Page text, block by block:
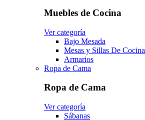
Muebles de Cocina
Ver categoría
Bajo Mesada
Mesas y Sillas De Cocina
Armarios
Ropa de Cama
Ropa de Cama
Ver categoría
Sábanas